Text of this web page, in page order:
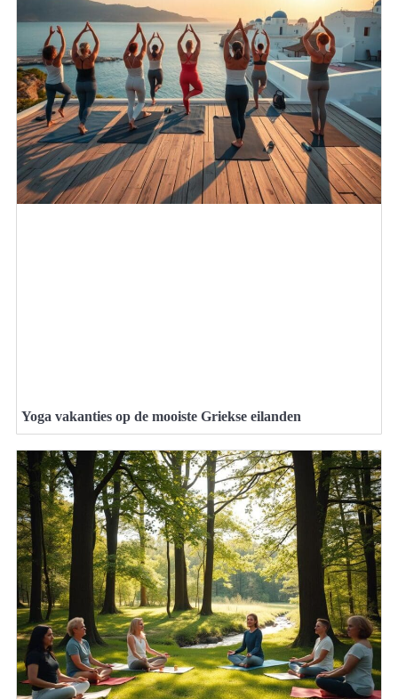
Yoga vakanties op de mooiste Griekse eilanden